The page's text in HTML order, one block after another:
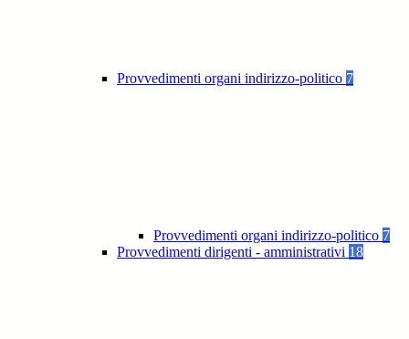
Provvedimenti organi indirizzo-politico 7
Provvedimenti organi indirizzo-politico 7
Provvedimenti dirigenti - amministrativi 18